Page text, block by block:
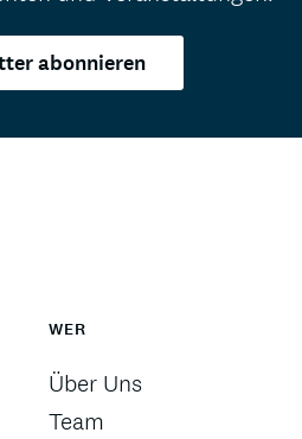
abonnieren
WER
Über Uns
Team